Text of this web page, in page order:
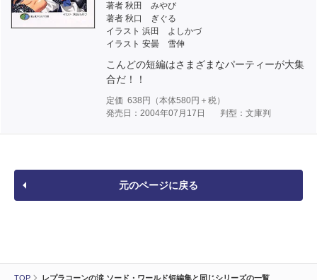
TOP レプラコーンの涙 ソード・ワールド短編集と同じシリーズの一覧
著者 秋田 みやび
著者 秋口 ぎぐる
イラスト 浜田 よしかづ
イラスト 安曇 雪伸
こんどの短編はさまざまなパーティーが大集
合だ！！
定価 638 円（本体580円＋税）
発売日：2004年07月17日
判型：文庫判
元のページに戻る